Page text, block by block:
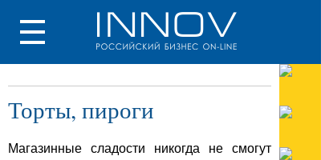
Торты, пироги
Магазинные сладости никогда не смогут